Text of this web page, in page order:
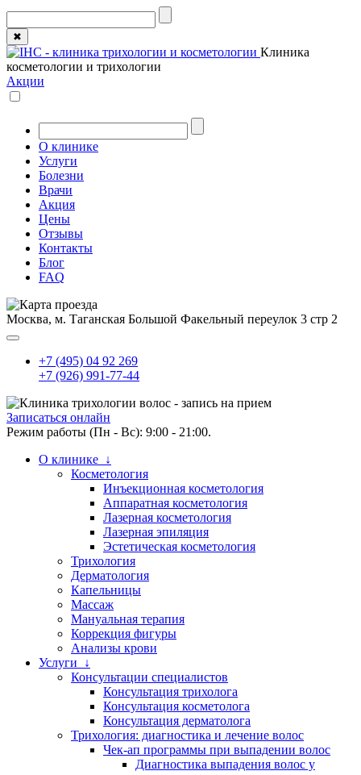
✖
Клиника
косметологии и трихологии
Акции
О клинике
Услуги
Болезни
Врачи
Акция
Цены
Отзывы
Контакты
Блог
FAQ
Москва, м. Таганская Большой Факельный переулок 3 стр 2
+7 (495) 04 92 269
+7 (926) 991-77-44
Записаться онлайн
Режим работы (Пн - Вс): 9:00 - 21:00.
О клинике ↓
Косметология
Инъекционная косметология
Аппаратная косметология
Лазерная косметология
Лазерная эпиляция
Эстетическая косметология
Трихология
Дерматология
Капельницы
Массаж
Мануальная терапия
Коррекция фигуры
Анализы крови
Услуги ↓
Консультации специалистов
Консультация трихолога
Консультация косметолога
Консультация дерматолога
Трихология: диагностика и лечение волос
Чек-ап программы при выпадении волос
Диагностика выпадения волос у